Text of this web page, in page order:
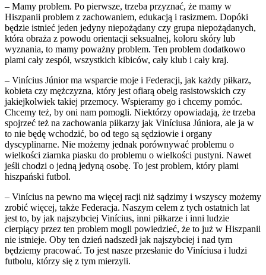
– Mamy problem. Po pierwsze, trzeba przyznać, że mamy w
Hiszpanii problem z zachowaniem, edukacją i rasizmem. Dopóki
będzie istnieć jeden jedyny niepożądany czy grupa niepożądanych,
która obraża z powodu orientacji seksualnej, koloru skóry lub
wyznania, to mamy poważny problem. Ten problem dodatkowo
plami cały zespół, wszystkich kibiców, cały klub i cały kraj.
– Vinícius Júnior ma wsparcie moje i Federacji, jak każdy piłkarz,
kobieta czy mężczyzna, który jest ofiarą obelg rasistowskich czy
jakiejkolwiek takiej przemocy. Wspieramy go i chcemy pomóc.
Chcemy też, by oni nam pomogli. Niektórzy opowiadają, że trzeba
spojrzeć też na zachowania piłkarzy jak Viníciusa Júniora, ale ja w
to nie będę wchodzić, bo od tego są sędziowie i organy
dyscyplinarne. Nie możemy jednak porównywać problemu o
wielkości ziarnka piasku do problemu o wielkości pustyni. Nawet
jeśli chodzi o jedną jedyną osobę. To jest problem, który plami
hiszpański futbol.
– Vinícius na pewno ma więcej racji niż sądzimy i wszyscy możemy
zrobić więcej, także Federacja. Naszym celem z tych ostatnich lat
jest to, by jak najszybciej Vinícius, inni piłkarze i inni ludzie
cierpiący przez ten problem mogli powiedzieć, że to już w Hiszpanii
nie istnieje. Oby ten dzień nadszedł jak najszybciej i nad tym
będziemy pracować. To jest nasze przesłanie do Viníciusa i ludzi
futbolu, którzy się z tym mierzyli.